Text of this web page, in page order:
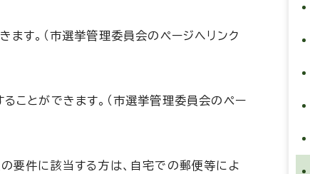
す。（市選挙管理委員会のページへリンク
ことができます。（市選挙管理委員会のペー
要件に該当する方は、自宅での郵便等によ